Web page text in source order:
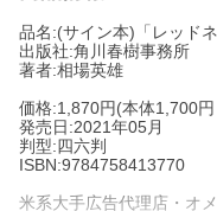
品名:(サイン本)「レッドネ
出版社:角川春樹事務所
著者:相場英雄
価格:1,870円(本体1,700
発売日:2021年05月
判型:四六判
ISBN:9784758413770
米系大手広告代理店・オ